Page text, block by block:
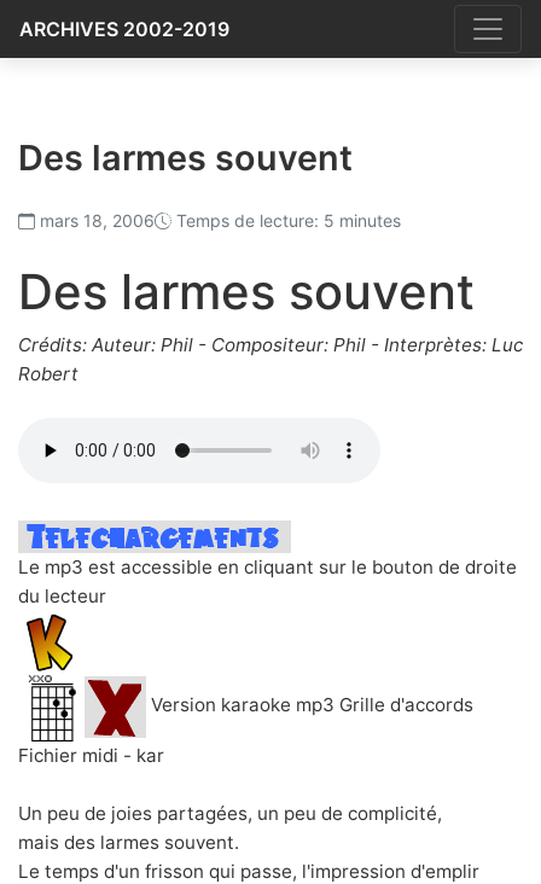
ARCHIVES 2002-2019
Des larmes souvent
mars 18, 2006 Temps de lecture: 5 minutes
Des larmes souvent
Crédits: Auteur: Phil - Compositeur: Phil - Interprètes: Luc
Robert
Le mp3 est accessible en cliquant sur le bouton de droite
du lecteur
Version karaoke mp3 Grille d'accords
Fichier midi - kar
Un peu de joies partagées, un peu de complicité,
mais des larmes souvent.
Le temps d'un frisson qui passe, l'impression d'emplir